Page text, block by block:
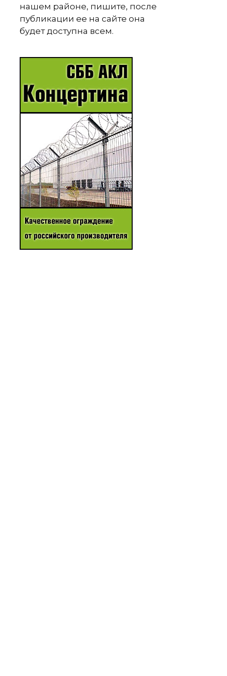
нашем районе, пишите, после
публикации ее на сайте она
будет доступна всем.